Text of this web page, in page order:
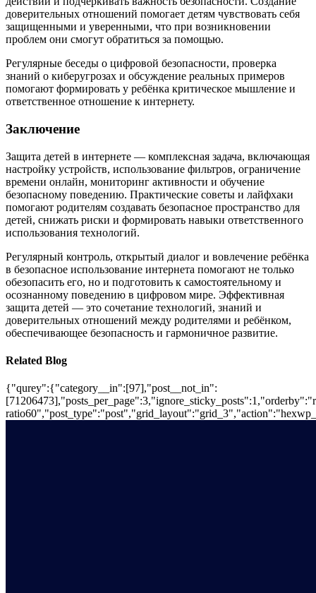
доверительных отношений помогает детям чувствовать себя
защищенными и уверенными, что при возникновении
проблем они смогут обратиться за помощью.
Регулярные беседы о цифровой безопасности, проверка
знаний о киберугрозах и обсуждение реальных примеров
помогают формировать у ребёнка критическое мышление и
ответственное отношение к интернету.
Заключение
Защита детей в интернете — комплексная задача, включающая
настройку устройств, использование фильтров, ограничение
времени онлайн, мониторинг активности и обучение
безопасному поведению. Практические советы и лайфхаки
помогают родителям создавать безопасное пространство для
детей, снижать риски и формировать навыки ответственного
использования технологий.
Регулярный контроль, открытый диалог и вовлечение ребёнка
в безопасное использование интернета помогают не только
обезопасить его, но и подготовить к самостоятельному и
осознанному поведению в цифровом мире. Эффективная
защита детей — это сочетание технологий, знаний и
доверительных отношений между родителями и ребёнком,
обеспечивающее безопасность и гармоничное развитие.
Related Blog
{"qurey":{"category__in":[97],"post__not_in":